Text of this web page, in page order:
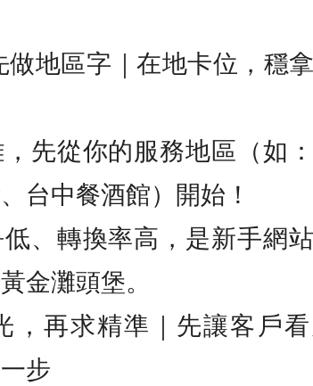
做地區字｜在地卡位，穩
先從你的服務地區（如
台中餐酒館）開始！
、轉換率高，是新手網
金灘頭堡。
再求精準｜先讓客戶
步